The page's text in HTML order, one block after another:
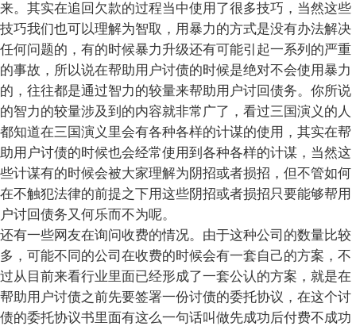
来。其实在追回欠款的过程当中使用了很多技巧，当然这些
技巧我们也可以理解为智取，用暴力的方式是没有办法解决
任何问题的，有的时候暴力升级还有可能引起一系列的严重
的事故，所以说在帮助用户讨债的时候是绝对不会使用暴力
的，往往都是通过智力的较量来帮助用户讨回债务。你所说
的智力的较量涉及到的内容就非常广了，看过三国演义的人
都知道在三国演义里会有各种各样的计谋的使用，其实在帮
助用户讨债的时候也会经常使用到各种各样的计谋，当然这
些计谋有的时候会被大家理解为阴招或者损招，但不管如何
在不触犯法律的前提之下用这些阴招或者损招只要能够帮用
户讨回债务又何乐而不为呢。
还有一些网友在询问收费的情况。由于这种公司的数量比较
多，可能不同的公司在收费的时候会有一套自己的方案，不
过从目前来看行业里面已经形成了一套公认的方案，就是在
帮助用户讨债之前先要签署一份讨债的委托协议，在这个讨
债的委托协议书里面有这么一句话叫做先成功后付费不成功